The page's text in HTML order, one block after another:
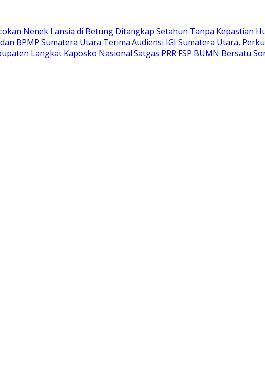
Nenek Lansia di Betung Ditangkap Setahun Tanpa Kepastian
BPMP Sumatera Utara Terima Audiensi IGI Sumatera Utara,
Langkat Kaposko Nasional Satgas PRR FSP BUMN Bersatu